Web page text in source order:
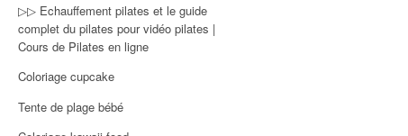
▷▷ Echauffement pilates et le guide
complet du pilates pour vidéo pilates |
Cours de Pilates en ligne
Coloriage cupcake
Tente de plage bébé